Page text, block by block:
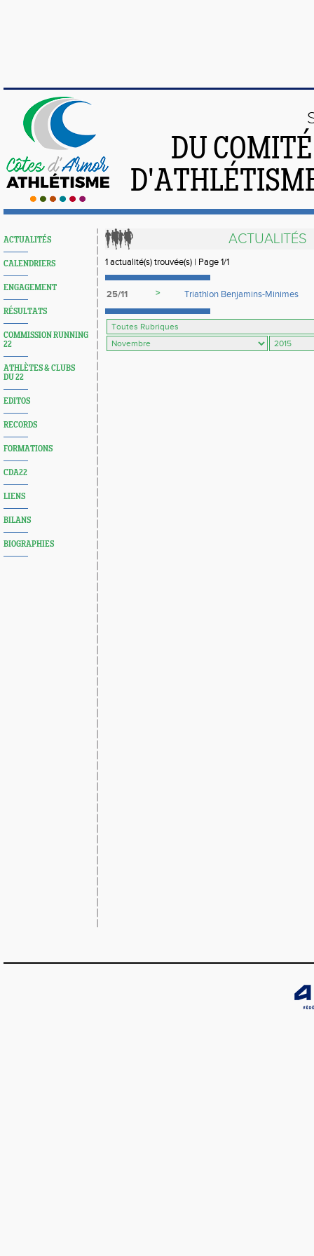
DU
ACTUALITÉS
CALENDRIERS
ENGAGEMENT
RÉSULTATS
COMMISSION RUNNING
22
ATHLÈTES & CLUBS
DU 22
EDITOS
RECORDS
FORMATIONS
CDA22
LIENS
BILANS
BIOGRAPHIES
ACTUALITÉS
1 actualité(s) trouvée(s) | Page 1/1
25/11 > Triathlon Benjamins-Minimes